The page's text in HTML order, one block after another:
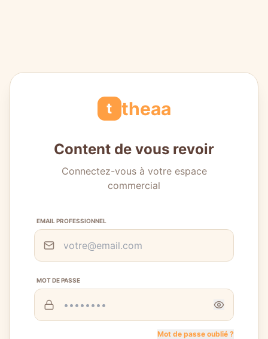
t theaa
Content de vous revoir
Connectez-vous à votre espace
commercial
EMAIL PROFESSIONNEL
MOT DE PASSE
Mot de passe oublié ?